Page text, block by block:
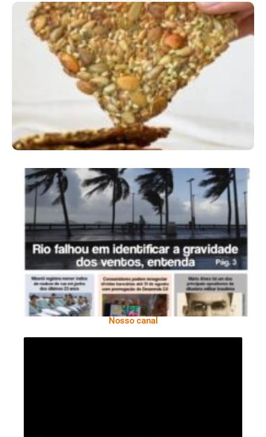
Comer Bem: Cracker De Sementes
Ano X – Número 366 01 A 07 De Agosto De
2026
Nosso canal